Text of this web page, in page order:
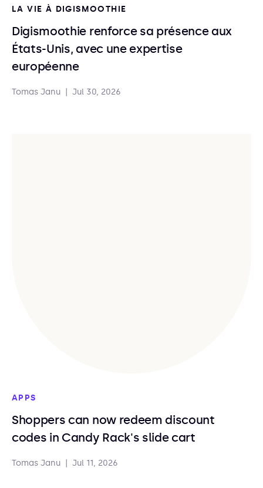
LA VIE À DIGISMOOTHIE
Digismoothie renforce sa présence aux
États-Unis, avec une expertise
européenne
Tomas Janu Jul 30, 2026
APPS
Shoppers can now redeem discount
codes in Candy Rack's slide cart
Tomas Janu Jul 11, 2026